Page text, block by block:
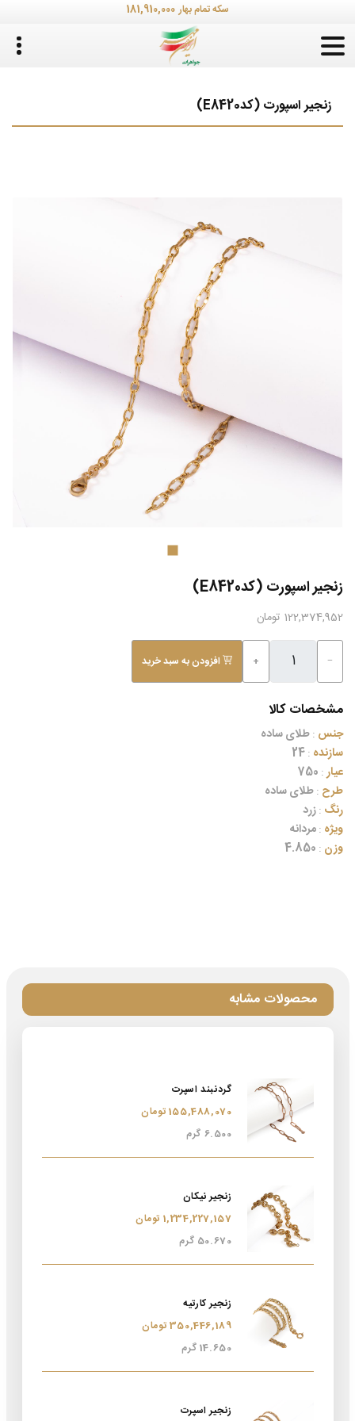
سکه تمام بهار 181,910,000
زنجیر اسپورت (کدE8420)
زنجیر اسپورت (کدE8420)
122,374,952 تومان
−
+ افزودن به سبد خرید
مشخصات کالا
جنس :طلای ساده
سازنده :
عیار:
طرح :طلای ساده
رنگ :زرد
ویژه :مردانه
وزن :
محصولات مشابه
گردنبند اسپرت
155,488,070 تومان
6.500 گرم
زنجیر نیکان
1,234,227,157 تومان
50.670 گرم
زنجیر کارتیه
350,446,189 تومان
14.650 گرم
زنجیر اسپرت